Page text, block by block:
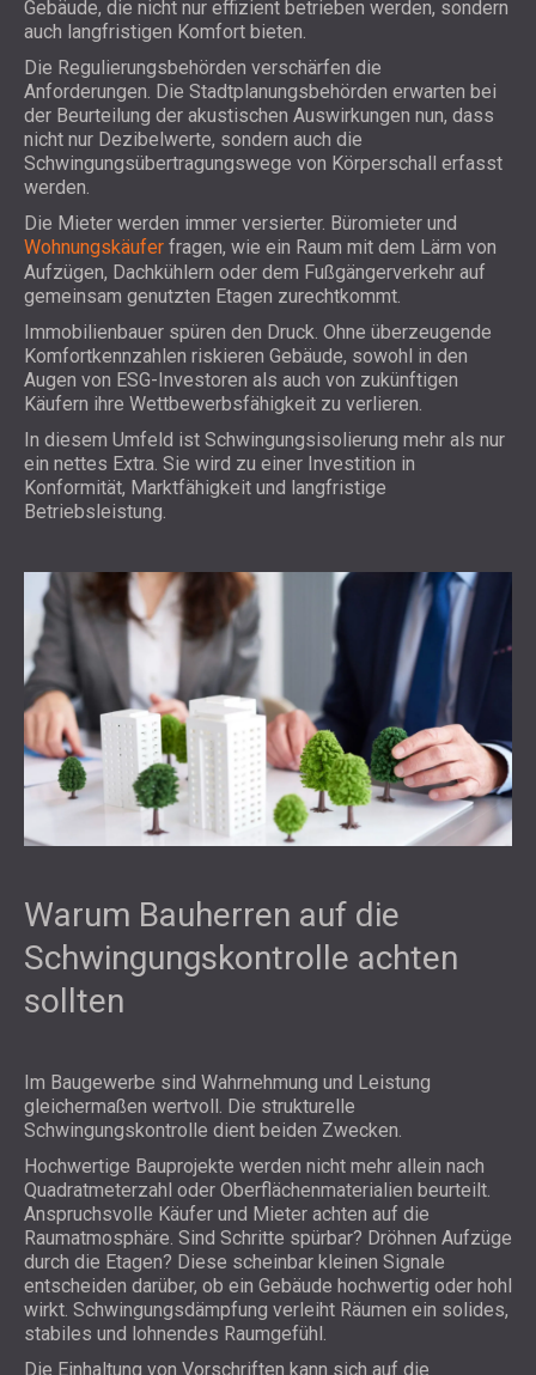
Gebäude, die nicht nur effizient betrieben werden, sondern
auch langfristigen Komfort bieten.
Die Regulierungsbehörden verschärfen die
Anforderungen. Die Stadtplanungsbehörden erwarten bei
der Beurteilung der akustischen Auswirkungen nun, dass
nicht nur Dezibelwerte, sondern auch die
Schwingungsübertragungswege von Körperschall erfasst
werden.
Die Mieter werden immer versierter. Büromieter und
Wohnungskäufer fragen, wie ein Raum mit dem Lärm von
Aufzügen, Dachkühlern oder dem Fußgängerverkehr auf
gemeinsam genutzten Etagen zurechtkommt.
Immobilienbauer spüren den Druck. Ohne überzeugende
Komfortkennzahlen riskieren Gebäude, sowohl in den
Augen von ESG-Investoren als auch von zukünftigen
Käufern ihre Wettbewerbsfähigkeit zu verlieren.
In diesem Umfeld ist Schwingungsisolierung mehr als nur
ein nettes Extra. Sie wird zu einer Investition in
Konformität, Marktfähigkeit und langfristige
Betriebsleistung.
Warum Bauherren auf die
Schwingungskontrolle achten
sollten
Im Baugewerbe sind Wahrnehmung und Leistung
gleichermaßen wertvoll. Die strukturelle
Schwingungskontrolle dient beiden Zwecken.
Hochwertige Bauprojekte werden nicht mehr allein nach
Quadratmeterzahl oder Oberflächenmaterialien beurteilt.
Anspruchsvolle Käufer und Mieter achten auf die
Raumatmosphäre. Sind Schritte spürbar? Dröhnen Aufzüge
durch die Etagen? Diese scheinbar kleinen Signale
entscheiden darüber, ob ein Gebäude hochwertig oder hohl
wirkt. Schwingungsdämpfung verleiht Räumen ein solides,
stabiles und lohnendes Raumgefühl.
Die Einhaltung von Vorschriften kann sich auf die